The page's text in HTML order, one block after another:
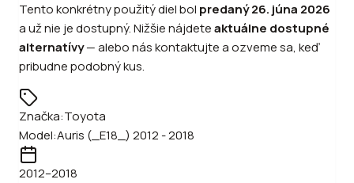
Tento konkrétny použitý diel bol predaný26. júna 2026
a už nie je dostupný. Nižšie nájdeteaktuálne dostupné
alternatívy—alebonás kontaktujte a ozveme sa, keď
pribudne podobný kus.
Značka:Toyota
Model:Auris (_E18_) 2012 - 2018
2012–2018